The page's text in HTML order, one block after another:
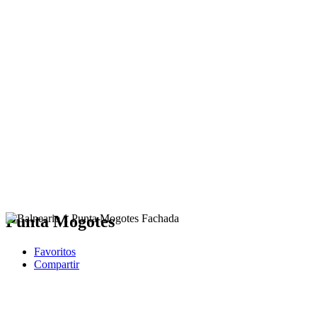
Punta Mogotes
Favoritos
Compartir